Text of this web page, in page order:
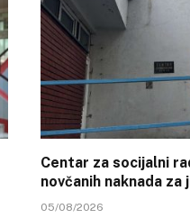
Centar za socijalni
novčanih naknada
05/08/2026